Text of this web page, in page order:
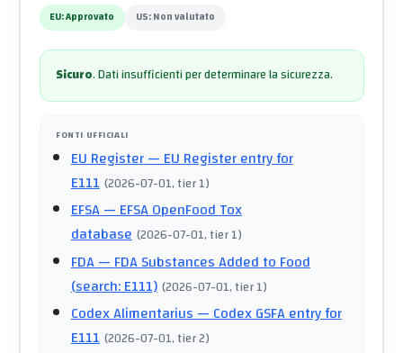
EU:Approvato US:Non valutato
Sicuro.Dati insufficienti per determinare la sicurezza.
FONTI UFFICIALI
EU Register— EU Register entry for
E111 (2026-07-01, tier 1)
EFSA— EFSA OpenFood Tox
database (2026-07-01, tier 1)
FDA— FDA Substances Added to Food
(search: E111) (2026-07-01, tier 1)
Codex Alimentarius— Codex GSFA entry for
E111 (2026-07-01, tier 2)